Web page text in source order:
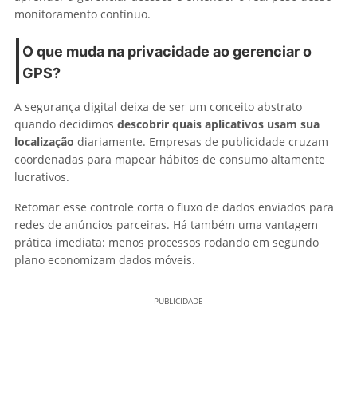
monitoramento contínuo.
O que muda na privacidade ao gerenciar o
GPS?
A segurança digital deixa de ser um conceito abstrato
quando decidimos descobrir quais aplicativos usam sua
localização diariamente. Empresas de publicidade cruzam
coordenadas para mapear hábitos de consumo altamente
lucrativos.
Retomar esse controle corta o fluxo de dados enviados para
redes de anúncios parceiras. Há também uma vantagem
prática imediata: menos processos rodando em segundo
plano economizam dados móveis.
PUBLICIDADE